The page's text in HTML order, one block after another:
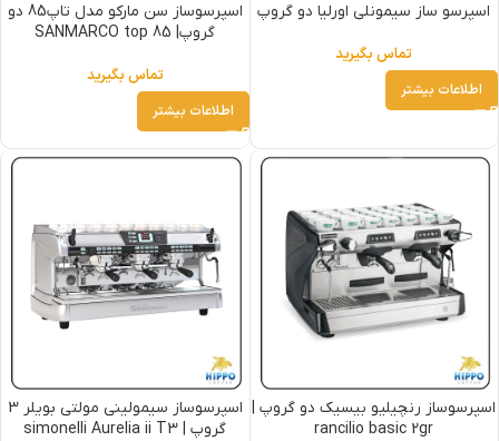
اسپرسو ساز سیمونلی اورلیا دو گروپ
تماس بگیرید
اطلاعات بیشتر
اسپرسوساز سن مارکو مدل تاپ85 دو
گروپ| SANMARCO top 85
تماس بگیرید
اطلاعات بیشتر
اسپرسوساز رنچیلیو بیسیک دو گروپ |
rancilio basic 2gr
اسپرسوساز سیمولینی مولتی بویلر 3
گروپ | simonelli Aurelia ii T3